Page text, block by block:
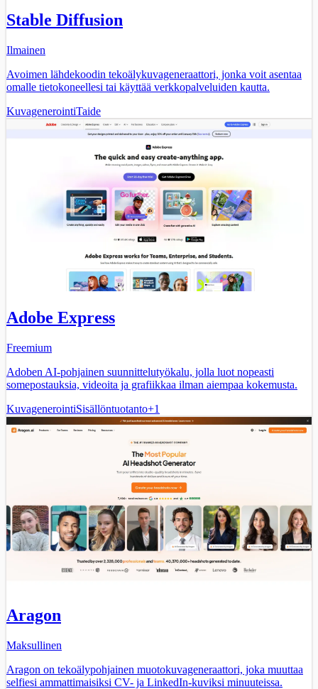
Stable Diffusion
Ilmainen
Avoimen lähdekoodin tekoälykuvageneraattori, jonka voit asentaa
omalle tietokoneellesi tai käyttää verkkopalveluiden kautta.
KuvagenerointiTaide
Adobe Express
Freemium
Adoben AI-pohjainen suunnittelutyökalu, jolla luot nopeasti
somepostauksia, videoita ja grafiikkaa ilman aiempaa kokemusta.
KuvagenerointiSisällöntuotanto+1
Aragon
Maksullinen
Aragon on tekoälypohjainen muotokuvageneraattori, joka muuttaa
selfiesi ammattimaisiksi CV- ja LinkedIn-kuviksi minuuteissa.